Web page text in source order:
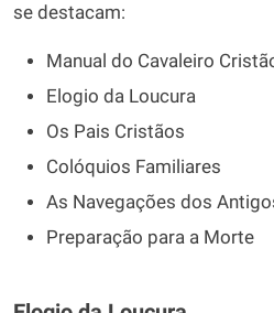
se destacam:
Manual do Cavaleiro
Elogio da Loucura
Os Pais Cristãos
Colóquios Familiares
As Navegações dos
Preparação para a Morte